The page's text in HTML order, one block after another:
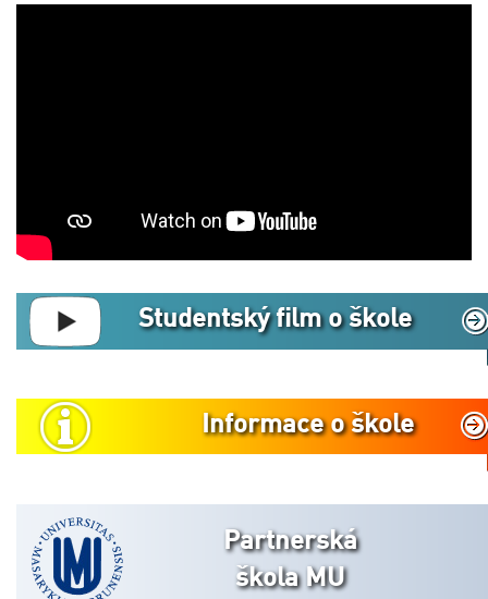
Studentský film o škole
Informace o škole
Partnerská
škola MU